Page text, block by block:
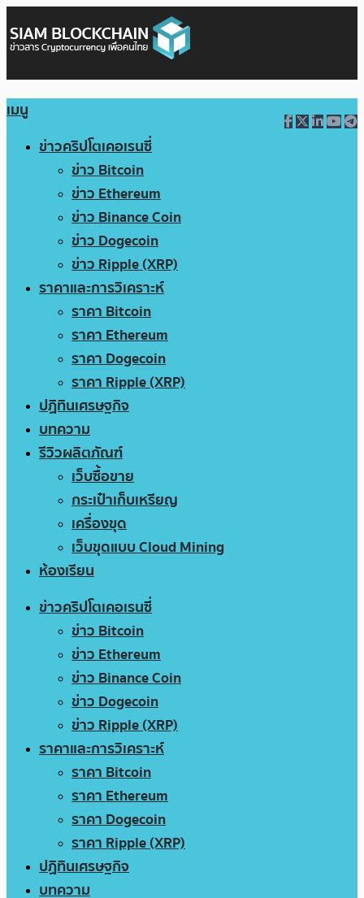
เมนู
ข่าวคริปโตเคอเรนซี่
ข่าว Bitcoin
ข่าว Ethereum
ข่าว Binance Coin
ข่าว Dogecoin
ข่าว Ripple (XRP)
ราคาและการวิเคราะห์
ราคา Bitcoin
ราคา Ethereum
ราคา Dogecoin
ราคา Ripple (XRP)
ปฏิทินเศรษฐกิจ
บทความ
รีวิวผลิตภัณฑ์
เว็บซื้อขาย
กระเป๋าเก็บเหรียญ
เครื่องขุด
เว็บขุดแบบ Cloud Mining
ห้องเรียน
ข่าวคริปโตเคอเรนซี่
ข่าว Bitcoin
ข่าว Ethereum
ข่าว Binance Coin
ข่าว Dogecoin
ข่าว Ripple (XRP)
ราคาและการวิเคราะห์
ราคา Bitcoin
ราคา Ethereum
ราคา Dogecoin
ราคา Ripple (XRP)
ปฏิทินเศรษฐกิจ
บทความ